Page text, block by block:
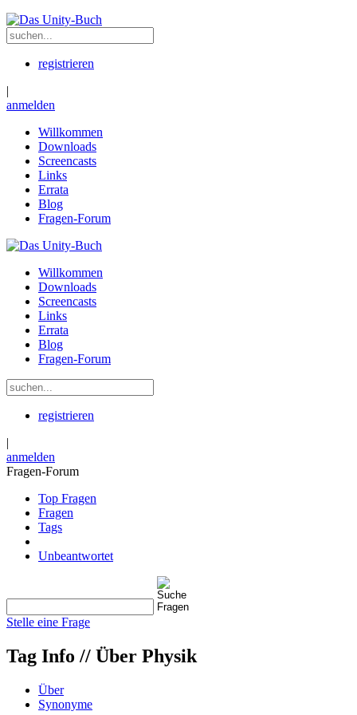
registrieren
|
anmelden
Willkommen
Downloads
Screencasts
Links
Errata
Blog
Fragen-Forum
Willkommen
Downloads
Screencasts
Links
Errata
Blog
Fragen-Forum
registrieren
|
anmelden
Fragen-Forum
Top Fragen
Fragen
Tags
Unbeantwortet
Stelle eine Frage
Tag Info // Über Physik
Über
Synonyme